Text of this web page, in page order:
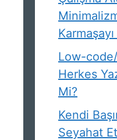
Low-
Herkes
Mi?
Kendi
Seyahat